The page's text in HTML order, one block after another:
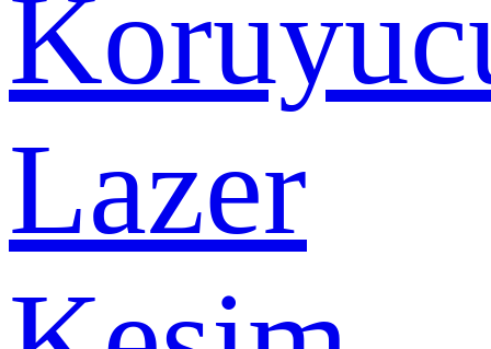
Lazer